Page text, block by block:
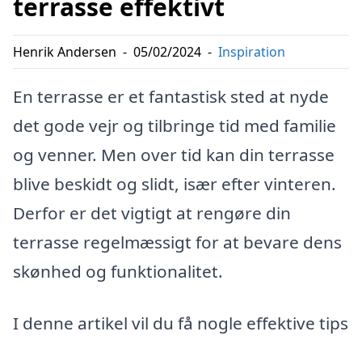
terrasse effektivt
Henrik Andersen - 05/02/2024 - Inspiration
En terrasse er et fantastisk sted at nyde
det gode vejr og tilbringe tid med familie
og venner. Men over tid kan din terrasse
blive beskidt og slidt, især efter vinteren.
Derfor er det vigtigt at rengøre din
terrasse regelmæssigt for at bevare dens
skønhed og funktionalitet.
I denne artikel vil du få nogle effektive tips